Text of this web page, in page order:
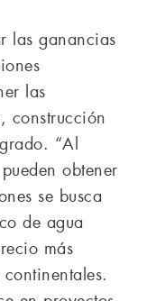
las ganancias
las
construcción
“Al
obtener
se busca
de agua
más